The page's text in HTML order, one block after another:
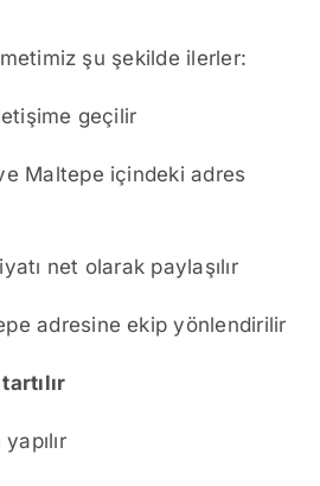
şu şekilde ilerler:
geçilir
Maltepe içindeki adres
net olarak paylaşılır
adresine ekip yönlendirilir
yapılır